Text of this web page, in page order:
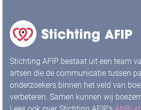
Stichting AFIP bestaat uit een team
artsen die de communicatie tussen
onderzoekers binnen het veld van
verbeteren. Samen kunnen wij